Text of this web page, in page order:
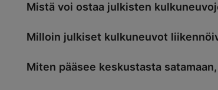
Mistä voi ostaa julkisten
Milloin julkiset kulkuneuvot
Miten pääsee keskustasta